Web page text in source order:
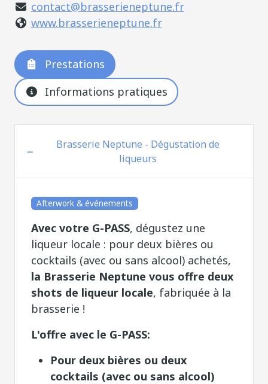
www.brasserieneptune.fr
Prestations
Informations pratiques
Brasserie Neptune - Dégustation de
liqueurs
Avec votre G-PASS, dégustez une
liqueur locale : pour deux bières ou
cocktails (avec ou sans alcool) achetés,
la Brasserie Neptune vous offre deux
shots de liqueur locale, fabriquée à la
brasserie !
cocktails (avec ou sans alcool)
achetés, la Brasserie Neptune